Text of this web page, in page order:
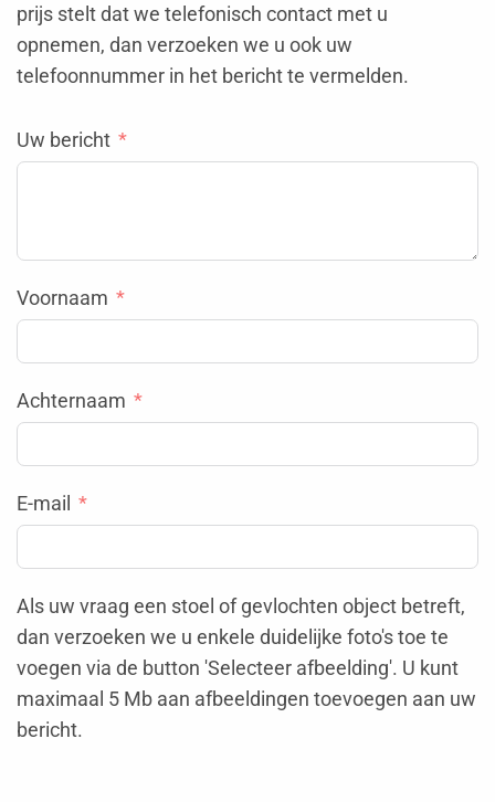
prijs stelt dat we telefonisch contact met u
opnemen, dan verzoeken we u ook uw
telefoonnummer in het bericht te vermelden.
Uw bericht
Voornaam
Achternaam
E-mail
Als uw vraag een stoel of gevlochten object betreft,
dan verzoeken we u enkele duidelijke foto's toe te
voegen via de button 'Selecteer afbeelding'. U kunt
maximaal 5 Mb aan afbeeldingen toevoegen aan uw
bericht.